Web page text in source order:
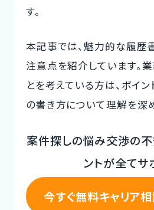
CTOイベント
CTO Event
CTOインタビュー
CTO Interview
開発手法と体制
Development method
す。
本記事では、魅力的な履歴
注意点を紹介しています。
とを考えている方は、ポイ
の書き方について理解を深め
案件探しの悩み交渉の不
ントが全てサ
今すぐ無料キャリア